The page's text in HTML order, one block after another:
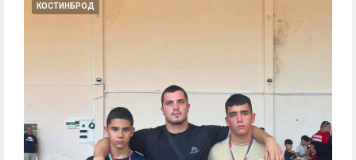
КОСТИНБРОД